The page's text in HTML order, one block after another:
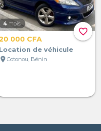
favorite_border
4 mois
000 CFA
Location de véhicule
location_on Cotonou, Bénin